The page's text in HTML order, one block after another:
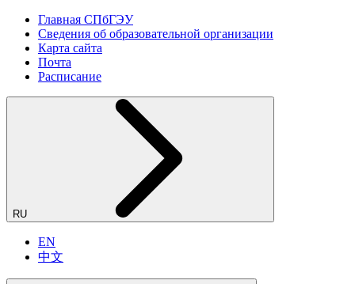
Главная СПбГЭУ
Сведения об образовательной организации
Карта сайта
Почта
Расписание
RU
EN
中文